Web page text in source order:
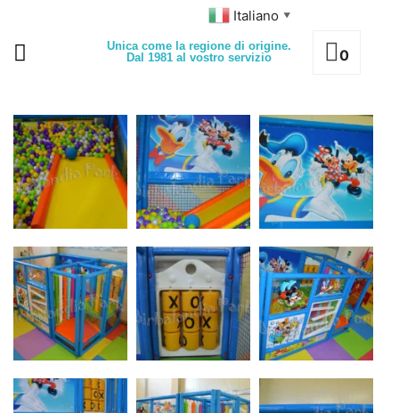
Italiano ▼
Unica come la regione di origine.
Dal 1981 al vostro servizio
0